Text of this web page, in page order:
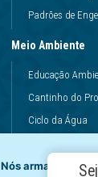
Padrões de
Meio Ambiente
Educação
Cantinho do
Ciclo da Água
Dinâmicas da
Nós